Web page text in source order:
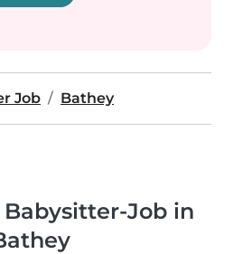
Job Bathey
Job in